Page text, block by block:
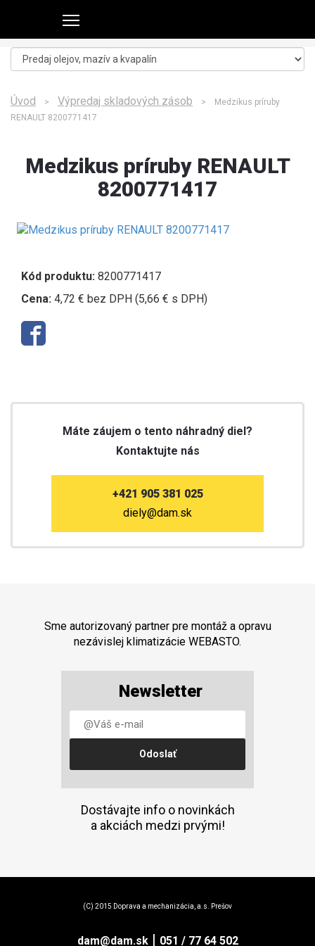
Úvod > Výpredaj skladových zásob > Medzikus príruby
RENAULT 8200771417
Medzikus príruby RENAULT
8200771417
Kód produktu: 8200771417
Cena: 4,72 € bez DPH (5,66 € s DPH)
Máte záujem o tento náhradný diel?
Kontaktujte nás
+421 905 381 025
diely@dam.sk
Sme autorizovaný partner pre montáž a opravu
nezávislej klimatizácie WEBASTO.
Newsletter
Dostávajte info o novinkách
a akciách medzi prvými!
(C) 2015 Doprava a mechanizácia, a.s. Prešov
dam@dam.sk| 051 / 77 64 502